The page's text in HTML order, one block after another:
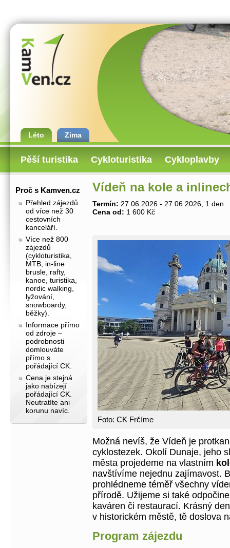
Léto Zima
Pěší turistika Cykloturistika Cykloplavby
Proč s Kamven.cz
Přehled zájezdů
od více než 30
cestovních
kanceláří.
Více než 800
zájezdů
(cykloturistika,
MTB, in-line
brusle, rafty,
kanoe, turistika,
nordic walking,
lyžování,
snowboardy,
běžky).
Informace přímo
od zdroje –
podrobnosti
domlouváte
přímo s
pořádající CK.
Cena je stejná
jako nabízejí
pořádající CK.
Neutratíte ani
korunu navíc.
Vídeň na kole a
Termín: 27.06.2026 - 27.06.2026, 1 den
Cena od: 1 600 Kč
Foto: CK Frčíme
Možná nevíš, že Vídeň je
cyklostezek. Okolí Dunaje, jeho
města projedeme na vlastním
navštívíme nejednu zajímavost.
prohlédneme téměř všechny
přírodě. Užijeme si také
kaváren či restaurací. Krásný
v historickém městě, tě doslova
Program zájezdu